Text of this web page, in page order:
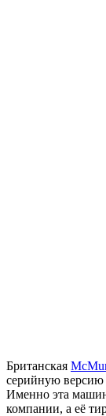
Британская
серийную версию
Именно эта
компании, а её